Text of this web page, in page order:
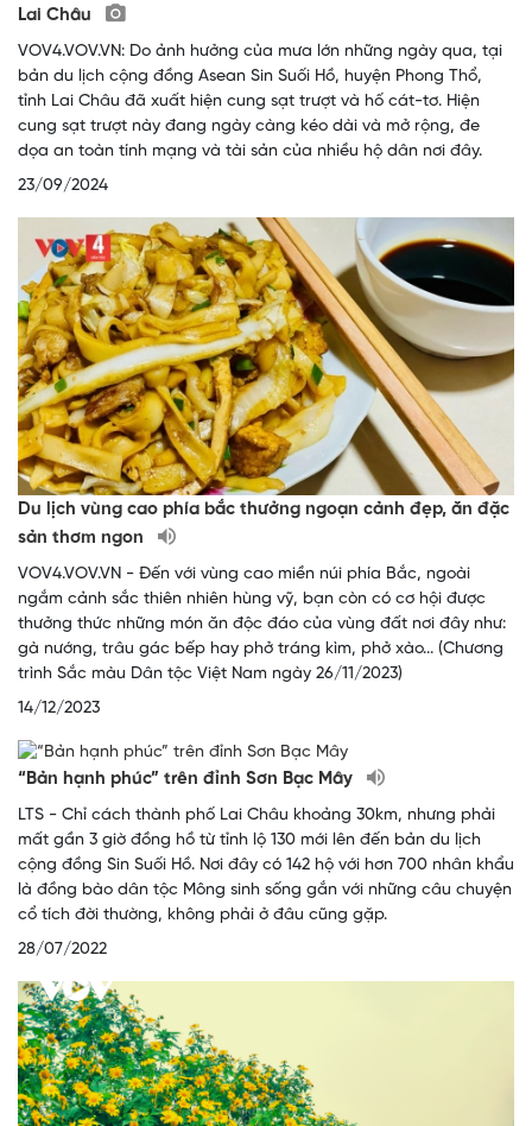
Lai Châu
VOV4.VOV.VN: Do ảnh hưởng của mưa lớn những ngày qua, tại
bản du lịch cộng đồng Asean Sin Suối Hồ, huyện Phong Thổ,
tỉnh Lai Châu đã xuất hiện cung sạt trượt và hố cát-tơ. Hiện
cung sạt trượt này đang ngày càng kéo dài và mở rộng, đe
dọa an toàn tính mạng và tài sản của nhiều hộ dân nơi đây.
23/09/2024
Du lịch vùng cao phía bắc thưởng ngoạn cảnh đẹp, ăn đặc
sản thơm ngon
VOV4.VOV.VN - Đến với vùng cao miền núi phía Bắc, ngoài
ngắm cảnh sắc thiên nhiên hùng vỹ, bạn còn có cơ hội được
thưởng thức những món ăn độc đáo của vùng đất nơi đây như:
gà nướng, trâu gác bếp hay phở tráng kìm, phở xào... (Chương
trình Sắc màu Dân tộc Việt Nam ngày 26/11/2023)
14/12/2023
“Bản hạnh phúc” trên đỉnh Sơn Bạc Mây
LTS - Chỉ cách thành phố Lai Châu khoảng 30km, nhưng phải
mất gần 3 giờ đồng hồ từ tỉnh lộ 130 mới lên đến bản du lịch
cộng đồng Sin Suối Hồ. Nơi đây có 142 hộ với hơn 700 nhân khẩu
là đồng bào dân tộc Mông sinh sống gắn với những câu chuyện
cổ tích đời thường, không phải ở đâu cũng gặp.
28/07/2022